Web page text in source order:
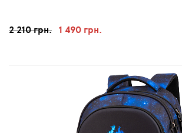
2 210 грн. 1 490 грн.